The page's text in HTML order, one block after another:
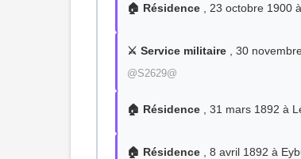
🏠 Résidence , 23 octobre 1900
⚔️ Service militaire , 30
@S2629@
🏠 Résidence , 31 mars 1892 à
🏠 Résidence , 8 avril 1892 à